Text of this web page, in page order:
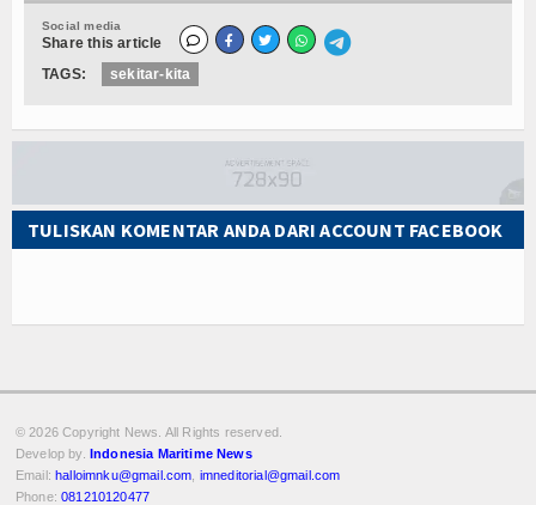
Social media
Share this article
TAGS:
sekitar-kita
TULISKAN KOMENTAR ANDA DARI ACCOUNT FACEBOOK
© 2026 Copyright News. All Rights reserved.
Develop by.
Indonesia Maritime News
Email: halloimnku@gmail.com imneditorial@gmail.com
Phone:081210120477